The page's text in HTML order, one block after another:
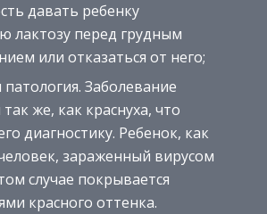
давать ребенку
лактозу перед грудным
или отказаться от него;
патология. Заболевание
так же, как краснуха, что
диагностику. Ребенок, как
зараженный вирусом
случае покрывается
красного оттенка.